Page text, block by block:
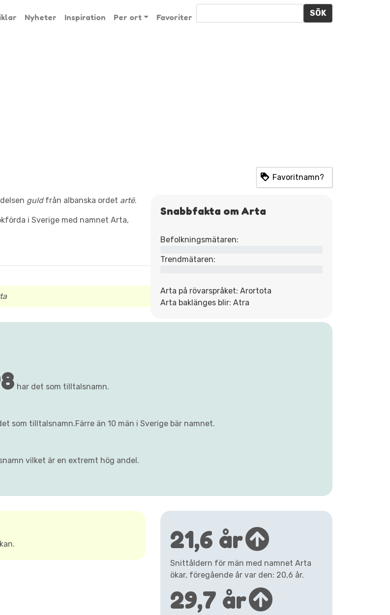
Nyheter Inspiration Per ort Favoriter SÖK
Favoritnamn?
Snabbfakta om Arta
Befolkningsmätaren:
Trendmätaren:
Arta på rövarspråket: Arortota
Arta baklänges blir: Atra
guldfrån albanska ordet artë.
i Sverige med namnet Arta,
har det som tilltalsnamn.
som tilltalsnamn.Färre än 10 män i Sverige bär namnet.
vilket är en extremt hög andel.
21,6 år
Snittåldern för män med namnet Arta
ökar, föregående år var den: 20,6 år.
29,7 år